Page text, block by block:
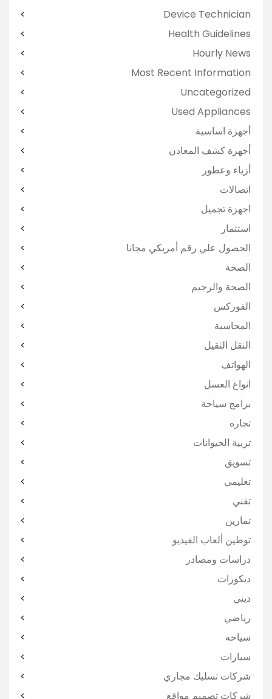
Device Technician
Health Guidelines
Hourly News
Most Recent Information
Uncategorized
Used Appliances
أجهزة اساسية
أجهزة كشف المعادن
أزياء وعطور
اتصالات
اجهزة تجميل
استثمار
الحصول علي رقم أمريكي مجانا
الصحة
الصحة والرجيم
الفوركس
المحاسبة
النقل الثقيل
الهواتف
انواع العسل
برامج سياحة
تجاره
تربية الحيوانات
تسويق
تعليمي
تقني
تمارين
توطين ألعاب الفيديو
دراسات ومصادر
ديكورات
ديني
رياضي
سياحه
سيارات
شركات تسليك مجاري
شركات تصميم مواقع